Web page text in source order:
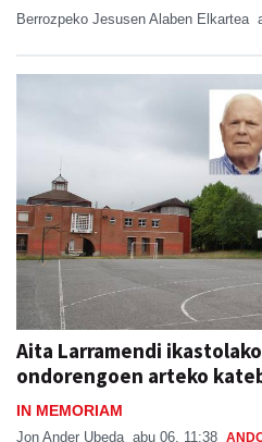
Berrozpeko Jesusen Alaben Elkartea
Aita Larramendi
ondorengoen arteko
IN MEMORIAM
Jon Ander Ubeda abu 06, 11:38